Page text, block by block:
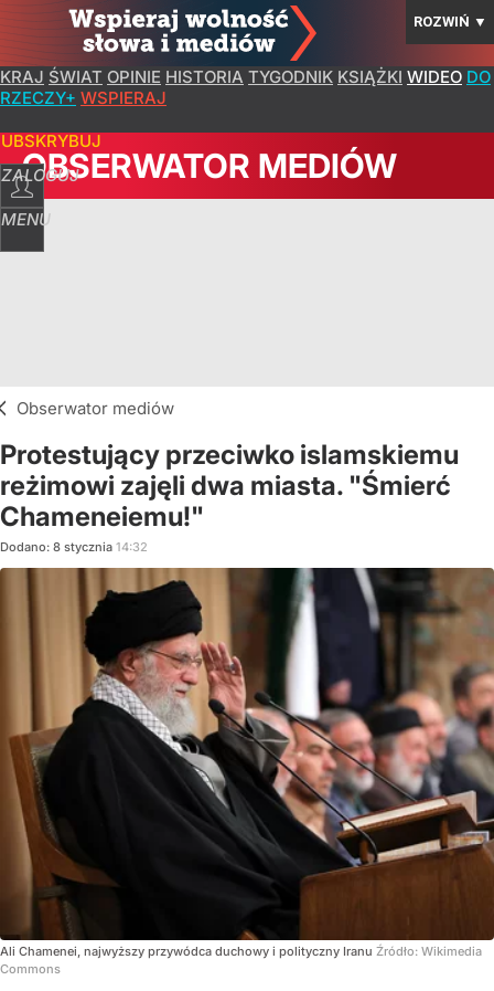
ROZWIŃ ▼
KRAJ ŚWIAT OPINIE HISTORIA TYGODNIK KSIĄŻKI WIDEO DO
RZECZY+ WSPIERAJ
ZALOGUJ
MENU
OBSERWATOR MEDIÓW
Obserwator mediów
Protestujący przeciwko islamskiemu
reżimowi zajęli dwa miasta. "Śmierć
Chameneiemu!"
Dodano: 8 stycznia 14:32
Ali Chamenei, najwyższy przywódca duchowy i polityczny Iranu Źródło: Wikimedia
Commons